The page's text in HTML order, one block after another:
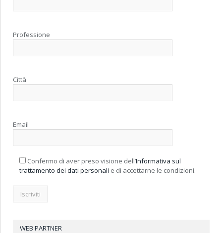
Professione
Città
Email
Confermo di aver preso visione dell’Informativa sul
trattamento dei dati personali e di accettarne le condizioni.
WEB PARTNER